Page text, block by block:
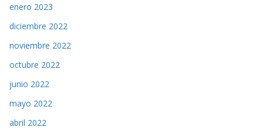
enero 2023
diciembre 2022
noviembre 2022
octubre 2022
junio 2022
mayo 2022
abril 2022